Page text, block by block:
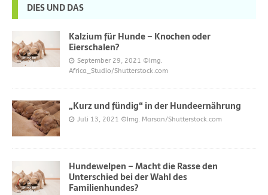
DIES UND DAS
Kalzium für Hunde – Knochen oder
Eierschalen?
September 29, 2021 ©Img.
Africa_Studio/Shutterstock.com
„Kurz und fündig“ in der Hundeernährung
Juli 13, 2021 ©Img. Marsan/Shutterstock.com
Hundewelpen – Macht die Rasse den
Unterschied bei der Wahl des
Familienhundes?